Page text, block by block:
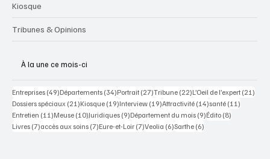
Kiosque
Tribunes & Opinions
À la une ce mois-ci
Entreprises (49)49 posts
Départements (34)34 posts
Portrait (27)27 posts
Tribune (22)22 posts
L’Oeil de l’expert (21)
Dossiers spéciaux (21)21 posts
Kiosque (19)19 posts
Interview (19)19 posts
Attractivité (14)14 posts
santé (11)
Entretien (11)11 posts
Meuse (10)10 posts
Juridiques (9)9 posts
Département du mois (9)9 posts
Édito (8)
Livres (7)7 posts
accès aux soins (7)7 posts
Eure-et-Loir (7)7 posts
Veolia (6)6 posts
Sarthe (6)